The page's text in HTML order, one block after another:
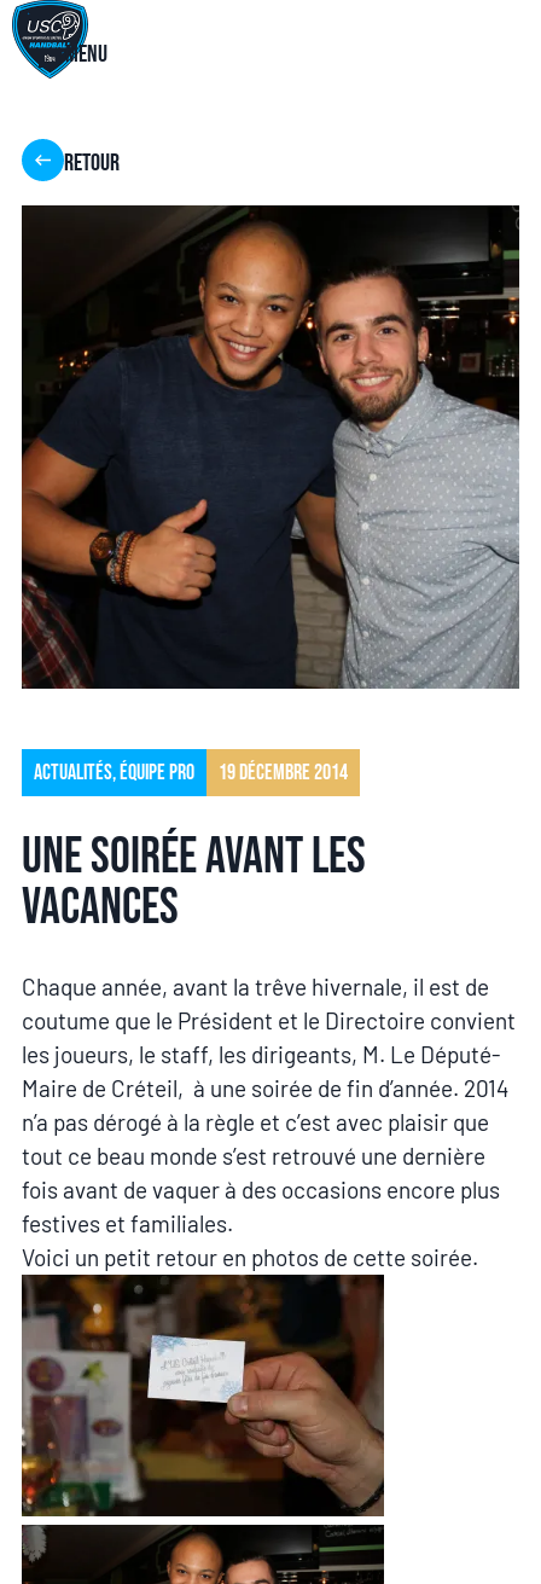
Menu
Retour
Actualités, Équipe pro 19 décembre 2014
Une soirée avant les
vacances
Chaque année, avant la trêve hivernale, il est de
coutume que le Président et le Directoire convient
les joueurs, le staff, les dirigeants, M. Le Député-
Maire de Créteil, à une soirée de fin d’année. 2014
n’a pas dérogé à la règle et c’est avec plaisir que
tout ce beau monde s’est retrouvé une dernière
fois avant de vaquer à des occasions encore plus
festives et familiales.
Voici un petit retour en photos de cette soirée.